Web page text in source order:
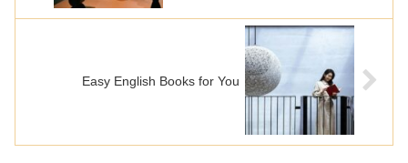
Easy English Books for You